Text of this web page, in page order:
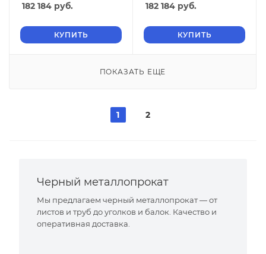
182 184 руб.
КУПИТЬ
182 184 руб.
КУПИТЬ
ПОКАЗАТЬ ЕЩЕ
1 2
Черный металлопрокат
Мы предлагаем черный металлопрокат — от
листов и труб до уголков и балок. Качество и
оперативная доставка.